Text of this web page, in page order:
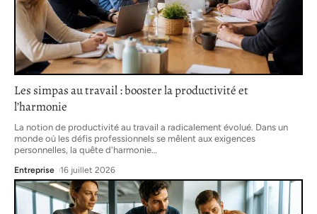
Les simpas au travail : booster la productivité et
l’harmonie
La notion de productivité au travail a radicalement évolué. Dans un
monde où les défis professionnels se mêlent aux exigences
personnelles, la quête d'harmonie…
Entreprise 16 juillet 2026